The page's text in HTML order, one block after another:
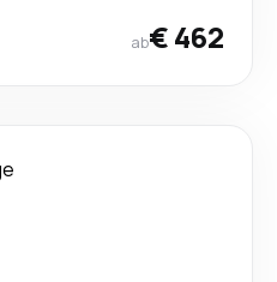
ab€ 462